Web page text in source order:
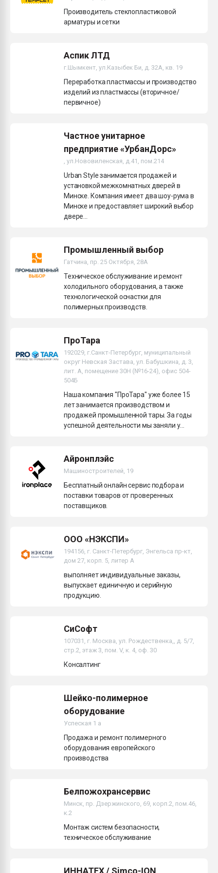
26.07.2022 "Сибирский
намного дороже
Производитель стеклопластиковой
арматуры и сетки
Аспик ЛТД
г.Шымкент, ул.Казыбек Би, д. 32А, кв. 19
Переработка пластмассы и производство
изделий из пластмассы (вторичное/
первичное)
Промышленный выбор
Гатчина, пр. 25 Октября, 28А
Техническое обслуживание и ремонт
холодильного оборудования, а также
технологической оснастки для
полимерных производств.
Частное унитарное
предприятие «УрбанДорс»
, ул.Нововиленская, д.41, пом.214
Urban Style занимается продажей и
установкой межкомнатных дверей в
Минске. Компания имеет два шоу-рума в
Минске и предоставляет широкий выбор
двере...
ПроТара
192029, г.Санкт-Петербург, муниципальный
округ Невская Застава, ул. Бабушкина, д. 3,
лит. А, помещение 30Н (№16-24), офис 504-
504Б
Наша компания "ПроТара" уже более 15
лет занимается производством и
продажей промышленной тары. За годы
успешной деятельности мы заняли у...
Айронплэйс
Машиностроителей, 19
Бесплатный онлайн сервис подбора и
поставки товаров от проверенных
поставщиков.
ООО «НЭКСПИ»
194156, г. Санкт-Петербург, Энгельса пр-кт,
дом 27, корп. 5, литер А
выполняет индивидуальные заказы,
выпускает единичную и серийную
продукцию.
СиСофт
107031, г. Москва, ул. Рождественка,, д. 5/7,
стр.2, этаж 3, пом. V, к. 4, оф. 30
Консалтинг
Шейко-полимерное
оборудование
Успеская 1 а
Продажа и ремонт полимерного
оборудования европейского
производства
Белпожохрансервис
Минск, пр. Дзержинского, 69, корп.2, пом.46,
к.2
Монтаж систем безопасности,
техническое обслуживание
ИННАТЕХ / Simco-ION